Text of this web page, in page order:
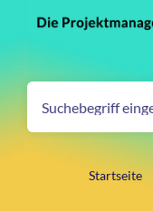
Startseite